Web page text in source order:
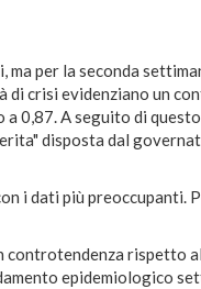
per la seconda
di crisi evidenziano un
0,87. A seguito di
disposta dal
i dati più preoccupanti.
controtendenza rispetto
epidemiologico